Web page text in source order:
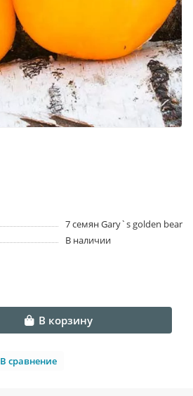
7 семян Gary`s golden bear
В наличии
В корзину
В сравнение